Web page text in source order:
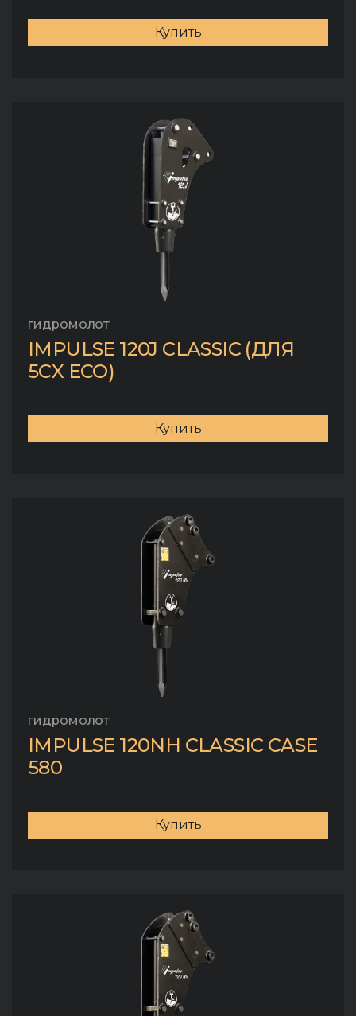
Купить
гидромолот
IMPULSE 120J CLASSIC (ДЛЯ
5CX ECO)
Купить
гидромолот
IMPULSE 120NH CLASSIC CASE
580
Купить